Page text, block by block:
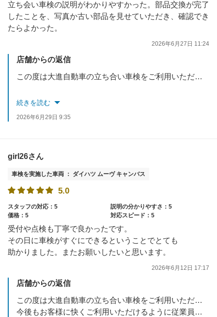
立ち会い車検の説明がわかりやすかった。部品交換が完了
したことを、写真か古い部品を見せていただき、確認でき
たらよかった。
2026年6月27日 11:24
店舗からの返信
この度は大進自動車の立ち合い車検をご利用いただきありがとうございました！また、貴重なご意見をいただきありがとうございます！さっそく社内で共有して今後のサービスに活かしてまいります。
当社では車検の他に新車マイカーリース・中古車販売・キズヘコミ直し・万が一の事故受付・保険の見直しなどお車の事はトータルサポートさせていただいております。何かございましたらぜひご相談くださいね。またのご来店を心よりお待ちしております！
続きを読む
2026年6月29日 9:35
girl26さん
車検を実施した車両 ： ダイハツ ムーヴ キャンバス
5.0
スタッフの対応：5
説明の分かりやすさ：5
価格：5
対応スピード：5
受付や点検も丁寧で良かったです。
その日に車検がすぐにできるということでとても
助かりました。またお願いしたいと思います。
2026年6月12日 17:17
店舗からの返信
この度は大進自動車の立ち合い車検をご利用いただきありがとうございました！また、星5つの高評価と励みになるお言葉を頂き嬉しく思います。ありがとうございます。
今後もお客様に快くご利用いただけるように従業員一同、一生懸命心がけてまいります。